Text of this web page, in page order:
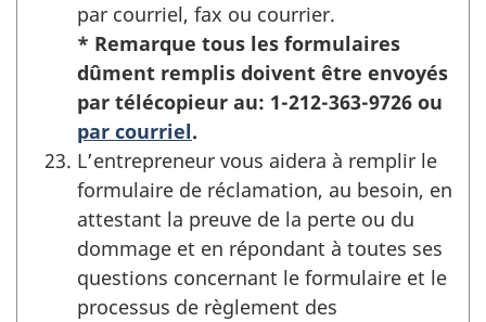
par courriel, fax ou courrier.
* Remarque tous les formulaires
dûment remplis doivent être envoyés
par télécopieur au: 1-212-363-9726 ou
par courriel.
L’entrepreneur vous aidera à remplir le
formulaire de réclamation, au besoin, en
attestant la preuve de la perte ou du
dommage et en répondant à toutes ses
questions concernant le formulaire et le
processus de règlement des